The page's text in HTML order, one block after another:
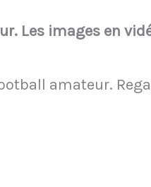
Les images en
amateur.